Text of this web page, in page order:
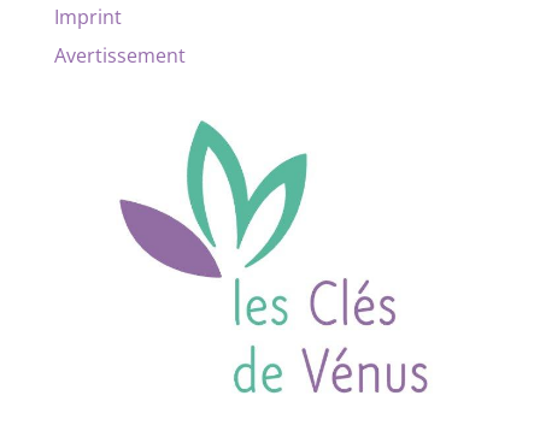
Imprint
Avertissement